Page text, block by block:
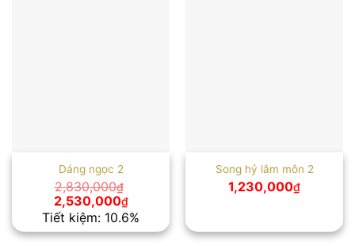
Dáng ngọc 2
2,830,000₫
Giá
gốc
là:
2,830,000₫.
2,530,000₫Giá
hiện
tại
là:
Tiết kiệm: 10.6%
Song hỷ lâm môn 2
1,230,000₫